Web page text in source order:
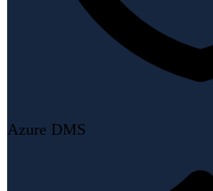
Azure DMS